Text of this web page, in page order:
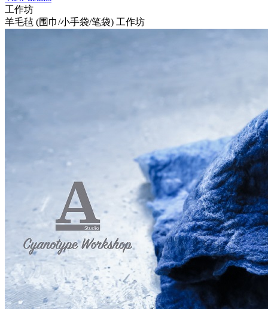
工作坊
羊毛毡 (围巾/小手袋/笔袋) 工作坊